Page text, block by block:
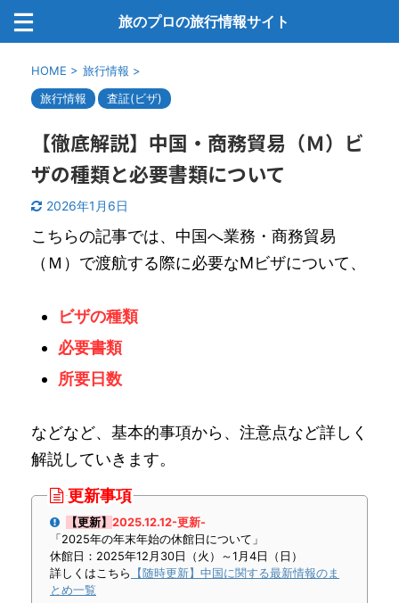
旅のプロの旅行情報サイト
HOME > 旅行情報 >
旅行情報
査証(ビザ)
【徹底解説】中国・商務貿易（Ｍ）ビ
ザの種類と必要書類について
2026年1月6日
こちらの記事では、中国へ業務・商務貿易
（Ｍ）で渡航する際に必要なMビザについて、
ビザの種類
必要書類
所要日数
などなど、基本的事項から、注意点など詳しく
解説していきます。
更新事項
【更新】 2025.12.12-更新-
「2025年の年末年始の休館日について」
休館日：2025年12月30日（火）～1月4日（日）
詳しくはこちら
【随時更新】中国に関する最新情報のま
とめ一覧